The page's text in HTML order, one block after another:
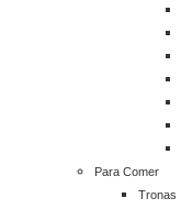
Para Comer
Tronas